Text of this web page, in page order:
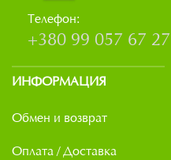
Телефон:
+380 99 057 67 27
ИНФОРМАЦИЯ
Обмен и возврат
Оплата / Доставка